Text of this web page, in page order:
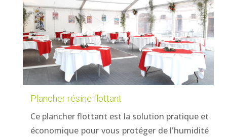
Plancher résine flottant
Ce plancher flottant est la solution pratique et
économique pour vous protéger de l'humidité